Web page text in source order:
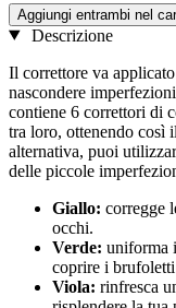
Aggiungi entrambi nel
Descrizione
Il correttore va
nascondere
contiene 6 correttori di
tra loro, ottenendo così
alternativa, puoi
delle piccole
Giallo: corregge
occhi.
Verde: uniforma
coprire i brufoletti
Viola: rinfresca